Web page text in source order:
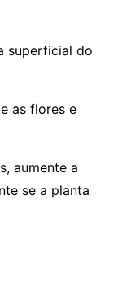
superficial do
as flores e
aumente a
se a planta